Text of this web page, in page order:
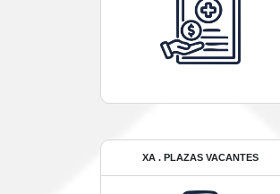
XA . PLAZAS VACANTES